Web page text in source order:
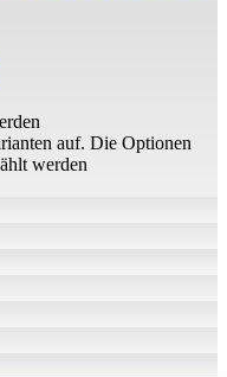
auf. Die Optionen
werden